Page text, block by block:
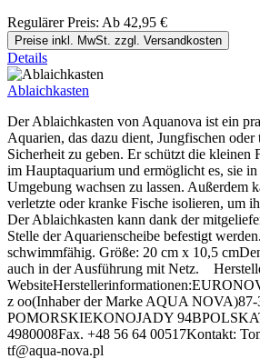
Regulärer Preis: Ab 42,95 €
Preise inkl. MwSt. zzgl. Versandkosten
Details
Ablaichkasten
Der Ablaichkasten von Aquanova ist ein
Aquarien, das dazu dient, Jungfischen oder
Sicherheit zu geben. Er schützt die kleinen
im Hauptaquarium und ermöglicht es, sie in
Umgebung wachsen zu lassen. Außerdem
verletzte oder kranke Fische isolieren, um
Der Ablaichkasten kann dank der
Stelle der Aquarienscheibe befestigt
schwimmfähig. Größe: 20 cm x 10,5
auch in der Ausführung mit Netz.
z oo(Inhaber der Marke AQUA
POMORSKIEKONOJADY
4980008Fax. +48 56 64 00517Kontakt:
tf@aqua-nova.pl